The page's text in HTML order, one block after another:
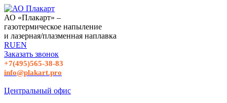
АО «Плакарт» –
газотермическое напыление
и лазерная/плазменная наплавка
RUEN
Заказать звонок
+7(495)565-38-83
info@plakart.pro
Центральный офис